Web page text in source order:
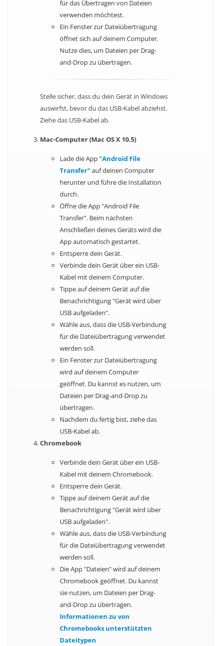
für das Übertragen von Dateien
verwenden möchtest.
Ein Fenster zur Dateiübertragung
öffnet sich auf deinem Computer.
Nutze dies, um Dateien per Drag-
and-Drop zu übertragen.
Stelle sicher, dass du dein Gerät in Windows
auswirfst, bevor du das USB-Kabel abziehst.
Ziehe das USB-Kabel ab.
Mac-Computer (Mac OS X 10.5)
Lade die App"Android File
Transfer"auf deinen Computer
herunter und führe die Installation
durch.
Öffne die App "Android File
Transfer". Beim nächsten
Anschließen deines Geräts wird die
App automatisch gestartet.
Entsperre dein Gerät.
Verbinde dein Gerät über ein USB-
Kabel mit deinem Computer.
Tippe auf deinem Gerät auf die
Benachrichtigung "Gerät wird über
USB aufgeladen".
Wähle aus, dass die USB-Verbindung
für die Dateiübertragung verwendet
werden soll.
Ein Fenster zur Dateiübertragung
wird auf deinem Computer
geöffnet. Du kannst es nutzen, um
Dateien per Drag-and-Drop zu
übertragen.
Nachdem du fertig bist, ziehe das
USB-Kabel ab.
Chromebook
Verbinde dein Gerät über ein USB-
Kabel mit deinem Chromebook.
Entsperre dein Gerät.
Tippe auf deinem Gerät auf die
Benachrichtigung "Gerät wird über
USB aufgeladen".
Wähle aus, dass die USB-Verbindung
für die Dateiübertragung verwendet
werden soll.
Die App "Dateien" wird auf deinem
Chromebook geöffnet. Du kannst
sie nutzen, um Dateien per Drag-
and-Drop zu übertragen.
Informationen zu von
Chromebooks unterstützten
Dateitypen